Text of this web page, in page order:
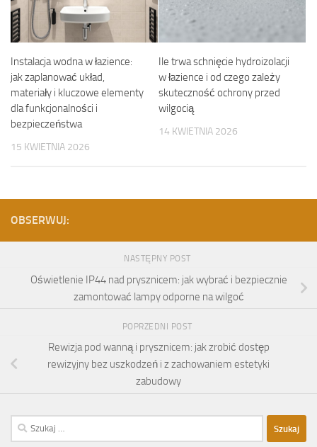
Instalacja wodna w łazience:
jak zaplanować układ,
materiały i kluczowe elementy
dla funkcjonalności i
bezpieczeństwa
15 KWIETNIA 2026
Ile trwa schnięcie hydroizolacji
w łazience i od czego zależy
skuteczność ochrony przed
wilgocią
14 KWIETNIA 2026
OBSERWUJ:
NASTĘPNY POST
Oświetlenie IP44 nad prysznicem: jak wybrać i bezpiecznie
zamontować lampy odporne na wilgoć
POPRZEDNI POST
Rewizja pod wanną i prysznicem: jak zrobić dostęp
rewizyjny bez uszkodzeń i z zachowaniem estetyki
zabudowy
Szukaj: